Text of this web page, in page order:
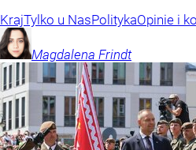
KrajTylko u NasPolitykaOpinie i
Magdalena Frindt